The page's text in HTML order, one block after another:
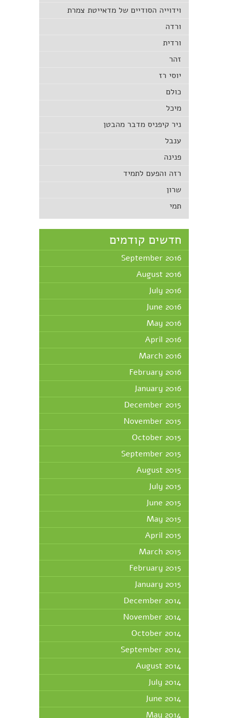
וידוייה הסודיים של מדאייטת צמרת
ורדה
ורדית
זהר
יוסי רז
כולם
מיכל
ניר קיפניס מדבר מהבטן
ענבל
פנינה
רזה והפעם לתמיד
שרון
תמי
חדשים קודמים
September 2016
August 2016
July 2016
June 2016
May 2016
April 2016
March 2016
February 2016
January 2016
December 2015
November 2015
October 2015
September 2015
August 2015
July 2015
June 2015
May 2015
April 2015
March 2015
February 2015
January 2015
December 2014
November 2014
October 2014
September 2014
August 2014
July 2014
June 2014
May 2014